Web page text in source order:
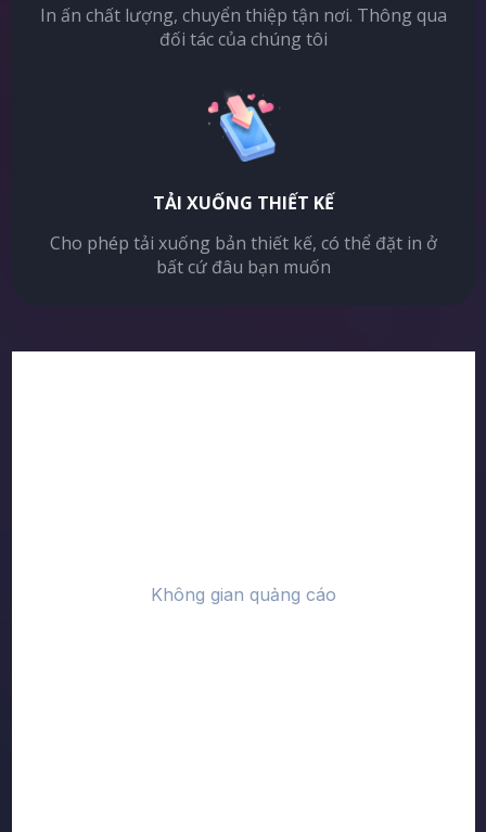
In ấn chất lượng, chuyển thiệp tận nơi. Thông qua
đối tác của chúng tôi
TẢI XUỐNG THIẾT KẾ
Cho phép tải xuống bản thiết kế, có thể đặt in ở
bất cứ đâu bạn muốn